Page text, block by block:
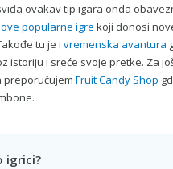
ovakav tip igara onda
popularne igre koji donosi
tu je i vremenska avantura
istoriju i sreće svoje pretke. Za
preporučujem Fruit Candy Shop
igrici?